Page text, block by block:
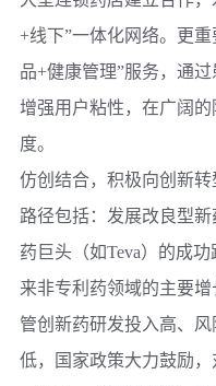
+线下”一体化网络。更
品+健康管理”服务，通
增强用户粘性，在广阔
度。
仿创结合，积极向创新转
路径包括：发展改良型新
药巨头（如Teva）的成
来非专利药领域的主要
管创新药研发投入高、
低，国家政策大力鼓励